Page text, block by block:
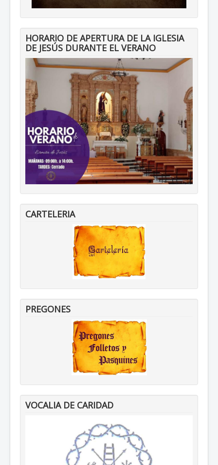
HORARIO DE APERTURA DE LA IGLESIA
DE JESÚS DURANTE EL VERANO
CARTELERIA
PREGONES
VOCALIA DE CARIDAD